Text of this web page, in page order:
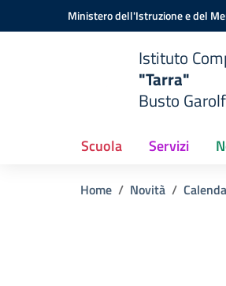
Vai ai contenuti
Vai al menu di navigazioneMinistero dell'Istruzione e del
Istituto
"Tarra"
Busto
Scuola Servizi
Home Novità